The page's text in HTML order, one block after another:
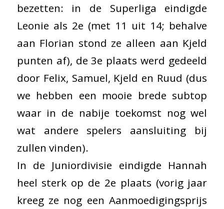
bezetten: in de Superliga eindigde
Leonie als 2e (met 11 uit 14; behalve
aan Florian stond ze alleen aan Kjeld
punten af), de 3e plaats werd gedeeld
door Felix, Samuel, Kjeld en Ruud (dus
we hebben een mooie brede subtop
waar in de nabije toekomst nog wel
wat andere spelers aansluiting bij
zullen vinden).
In de Juniordivisie eindigde Hannah
heel sterk op de 2e plaats (vorig jaar
kreeg ze nog een Aanmoedigingsprijs